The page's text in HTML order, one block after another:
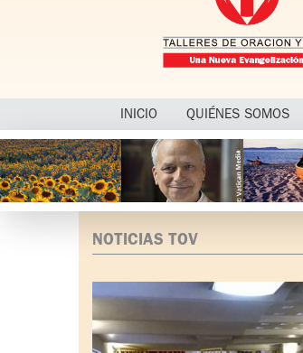
INICIO QUIÉNES SOMOS
NOTICIAS TOV